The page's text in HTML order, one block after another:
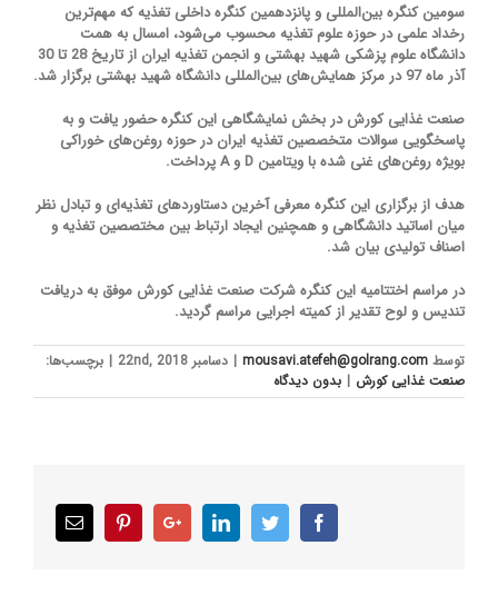
سومین کنگره بین‌المللی و پانزدهمین کنگره داخلی تغذیه که مهم‌ترین
رخداد علمی در حوزه علوم تغذیه محسوب می‌شود، امسال به همت
دانشگاه علوم پزشکی شهید بهشتی و انجمن تغذیه ایران از تاریخ 28 تا 30
آذر ماه 97 در مرکز همایش‌های بین‌المللی دانشگاه شهید بهشتی برگزار شد.
صنعت غذایی کورش در بخش نمایشگاهی این کنگره حضور یافت و به
پاسخگویی سوالات متخصصین تغذیه ایران در حوزه روغن‌های خوراکی
بویژه روغن‌های غنی شده با ویتامین D و A پرداخت.
هدف از برگزاری این کنگره معرفی آخرین دستاوردهای تغذیه‌ای و تبادل نظر
میان اساتید دانشگاهی و همچنین ایجاد ارتباط بین مختصصین تغذیه و
اصناف تولیدی بیان شد.
در مراسم اختتامیه این کنگره شرکت صنعت غذایی کورش موفق به دریافت
تندیس و لوح تقدیر از کمیته اجرایی مراسم گردید.
توسط mousavi.atefeh@golrang.com
| دسامبر 22nd, 2018 | برچسب‌ها:
صنعت غذایی کورش | بدون ديدگاه
Facebook
Twitter
LinkedIn
Google+
Pinterest
Email